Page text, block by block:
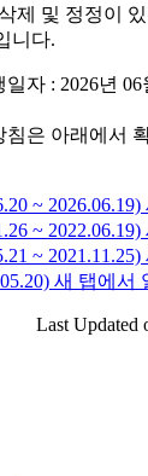
제 및 정정이
니다.
자 : 2026년 06
은 아래에서
~ 2026.06.19)
~ 2022.06.19)
~ 2021.11.25)
새 탭에서
Last Updated